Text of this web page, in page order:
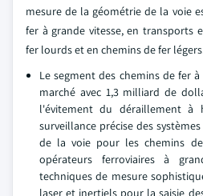
mesure de la géométrie de la voie
fer à grande vitesse, en transports
fer lourds et en chemins de fer
Le segment des chemins de fer
marché avec 1,3 milliard de
l'évitement du déraillement à
surveillance précise des
de la voie pour les chemins
opérateurs ferroviaires à
techniques de mesure
laser et inertiels pour la saisie